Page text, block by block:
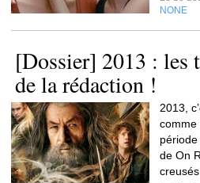
NONE
[Dossier] 2013 : les
de la rédaction !
2013,
comme
de On